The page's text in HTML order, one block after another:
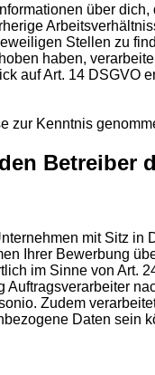
über
Stellen zu
haben,
auf Art. 14 DSGVO
zur Kenntnis
Betreiber
mit Sitz
Ihrer Bewerbung
im Sinne von
Zudem
Daten sein